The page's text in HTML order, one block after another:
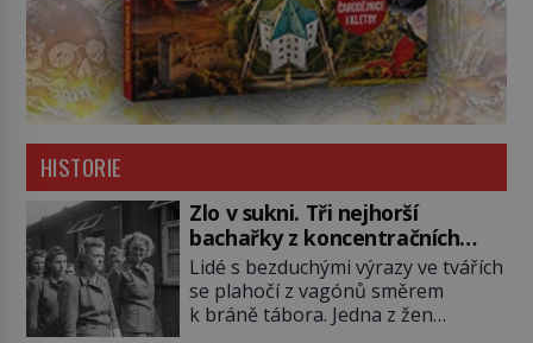
HISTORIE
Zlo v sukni. Tři nejhorší
bachařky z koncentračních
táborů
Lidé s bezduchými výrazy ve tvářích
se plahočí z vagónů směrem
k bráně tábora. Jedna z žen